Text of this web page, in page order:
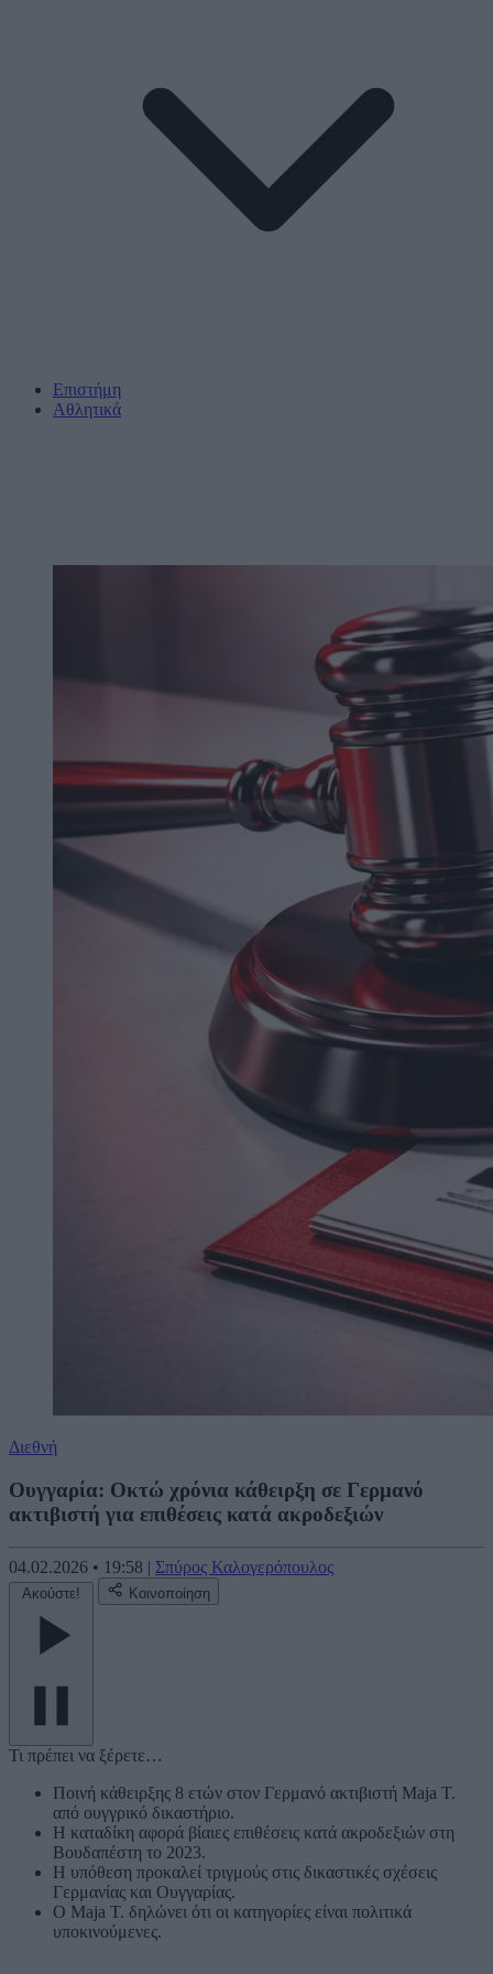
Επιστήμη
Αθλητικά
Διεθνή
Ουγγαρία: Οκτώ χρόνια κάθειρξη σε Γερμανό
ακτιβιστή για επιθέσεις κατά ακροδεξιών
04.02.2026 • 19:58 | Σπύρος Καλογερόπουλος
Ακούστε! Κοινοποίηση
Τι πρέπει να ξέρετε…
Ποινή κάθειρξης 8 ετών στον Γερμανό ακτιβιστή Maja T.
από ουγγρικό δικαστήριο.
Η καταδίκη αφορά βίαιες επιθέσεις κατά ακροδεξιών στη
Βουδαπέστη το 2023.
Η υπόθεση προκαλεί τριγμούς στις δικαστικές σχέσεις
Γερμανίας και Ουγγαρίας.
Ο Maja T. δηλώνει ότι οι κατηγορίες είναι πολιτικά
υποκινούμενες.